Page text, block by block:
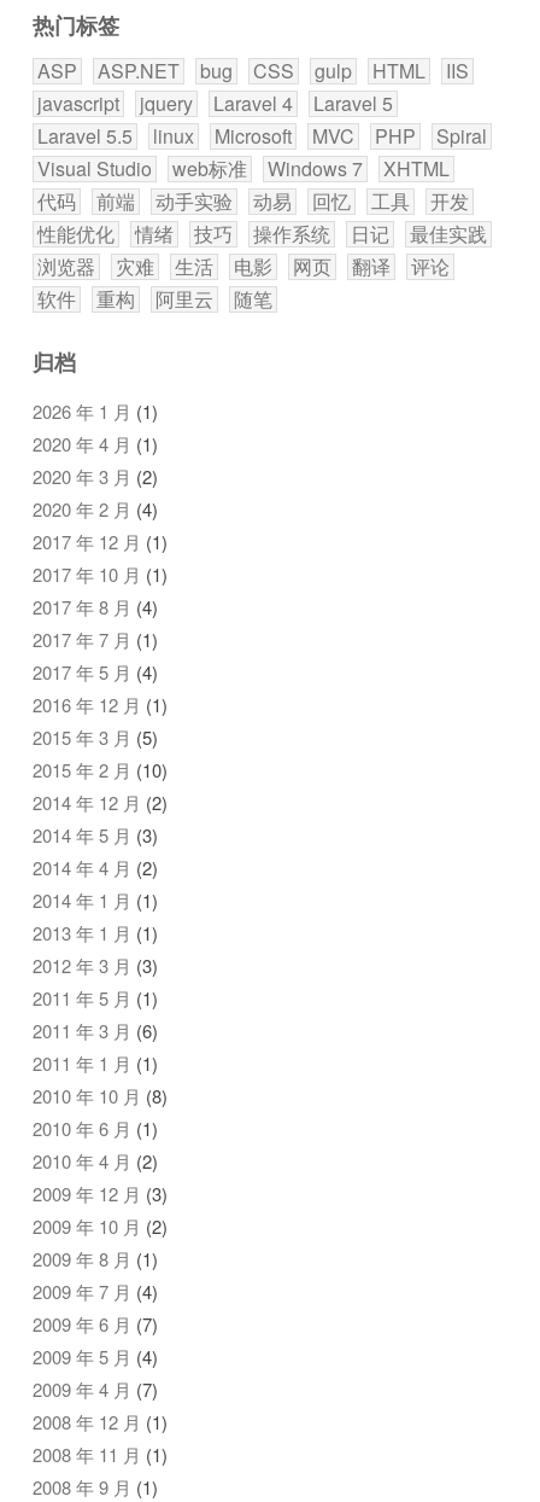
热门标签
ASP ASP.NET bug CSS gulp HTML
IIS
javascript
jquery Laravel 4
Laravel 5
Laravel 5.5
linux Microsoft MVC PHP
Spiral
Visual Studio
web标准 Windows 7
XHTML
代码
前端 动手实验 动易 回忆 工具
开发
性能优化
情绪 技巧 操作系统 日记
最佳实践
浏览器
灾难 生活 电影 网页 翻译
评论
软件
重构 阿里云 随笔
归档
2026 年 1 月 (1)
2020 年 4 月 (1)
2020 年 3 月 (2)
2020 年 2 月 (4)
2017 年 12 月 (1)
2017 年 10 月 (1)
2017 年 8 月 (4)
2017 年 7 月 (1)
2017 年 5 月 (4)
2016 年 12 月 (1)
2015 年 3 月 (5)
2015 年 2 月 (10)
2014 年 12 月 (2)
2014 年 5 月 (3)
2014 年 4 月 (2)
2014 年 1 月 (1)
2013 年 1 月 (1)
2012 年 3 月 (3)
2011 年 5 月 (1)
2011 年 3 月 (6)
2011 年 1 月 (1)
2010 年 10 月 (8)
2010 年 6 月 (1)
2010 年 4 月 (2)
2009 年 12 月 (3)
2009 年 10 月 (2)
2009 年 8 月 (1)
2009 年 7 月 (4)
2009 年 6 月 (7)
2009 年 5 月 (4)
2009 年 4 月 (7)
2008 年 12 月 (1)
2008 年 11 月 (1)
2008 年 9 月 (1)